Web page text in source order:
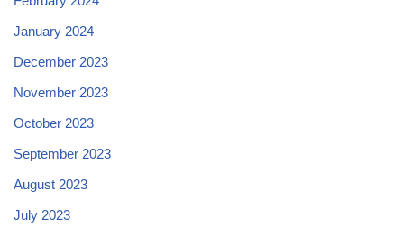
January 2024
December 2023
November 2023
October 2023
September 2023
August 2023
July 2023